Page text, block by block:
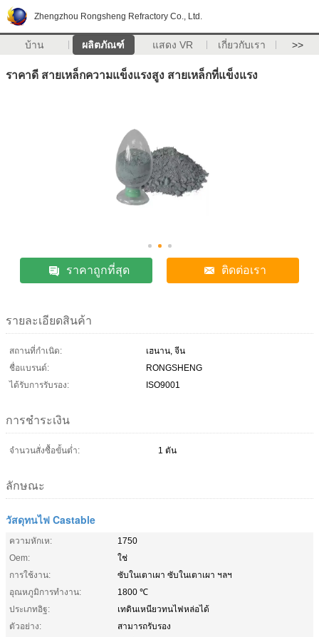
Zhengzhou Rongsheng Refractory Co., Ltd.
บ้าน ผลิตภัณฑ์ แสดง VR เกี่ยวกับเรา >>
ราคาดี สายเหล็กความแข็งแรงสูง สายเหล็กที่แข็งแรง
ราคาถูกที่สุด ติดต่อเรา
รายละเอียดสินค้า
สถานที่กำเนิด:
เฮนาน, จีน
ชื่อแบรนด์:
RONGSHENG
ได้รับการรับรอง:
ISO9001
การชำระเงิน
จำนวนสั่งซื้อขั้นต่ำ: 1 ตัน
ลักษณะ
วัสดุทนไฟ Castable
ความหักเห:
1750
Oem:
ใช่
การใช้งาน:
ซับในเตาเผา ซับในเตาเผา ฯลฯ
อุณหภูมิการทํางาน:
1800 ℃
ประเภทอิฐ:
เทดินเหนียวทนไฟหล่อได้
ตัวอย่าง:
สามารถรับรอง